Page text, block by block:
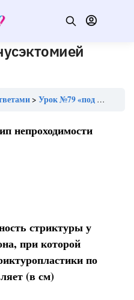
Урок №79 «под синусэктомией понимают»
непроходимости
стриктуры у
при которой
по
(в см)